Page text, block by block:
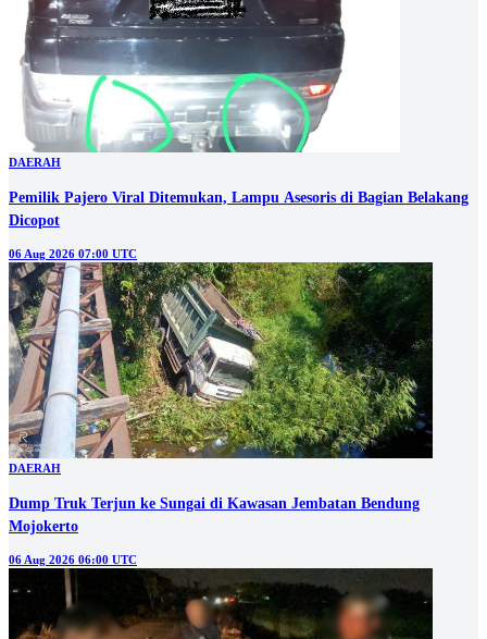
DAERAH
Pemilik Pajero Viral Ditemukan, Lampu Asesoris di Bagian Belakang
Dicopot
06 Aug 2026 07:00 UTC
DAERAH
Dump Truk Terjun ke Sungai di Kawasan Jembatan Bendung
Mojokerto
06 Aug 2026 06:00 UTC